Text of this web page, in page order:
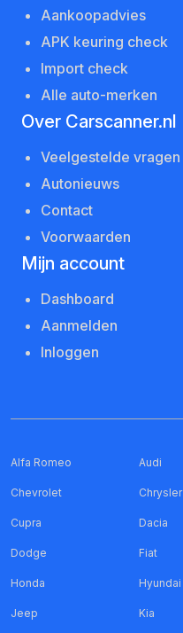
Aankoopadvies
APK keuring check
Import check
Alle auto-merken
Over Carscanner.nl
Veelgestelde vragen
Autonieuws
Contact
Voorwaarden
Mijn account
Dashboard
Aanmelden
Inloggen
Alfa Romeo Audi
Chevrolet Chrysler
Cupra Dacia
Dodge Fiat
Honda Hyundai
Jeep Kia